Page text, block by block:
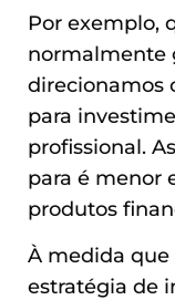
Por exemplo,
normalmente
direcionamos
para
profissional.
para é menor
produtos
À medida que
estratégia de